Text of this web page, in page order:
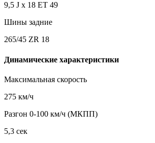
9,5 J x 18 ET 49
Шины задние
265/45 ZR 18
Динамические характеристики
Максимальная скорость
275 км/ч
Разгон 0-100 км/ч (МКПП)
5,3 сек